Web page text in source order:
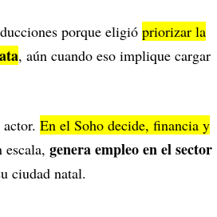
porque eligió priorizar la
, aún cuando eso implique cargar
En el Soho decide, financia y
escala, genera empleo en el sector
ciudad natal.